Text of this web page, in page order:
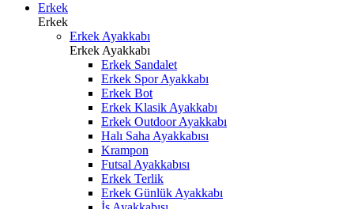
Erkek
Erkek
Erkek Ayakkabı
Erkek Ayakkabı
Erkek Sandalet
Erkek Spor Ayakkabı
Erkek Bot
Erkek Klasik Ayakkabı
Erkek Outdoor Ayakkabı
Halı Saha Ayakkabısı
Krampon
Futsal Ayakkabısı
Erkek Terlik
Erkek Günlük Ayakkabı